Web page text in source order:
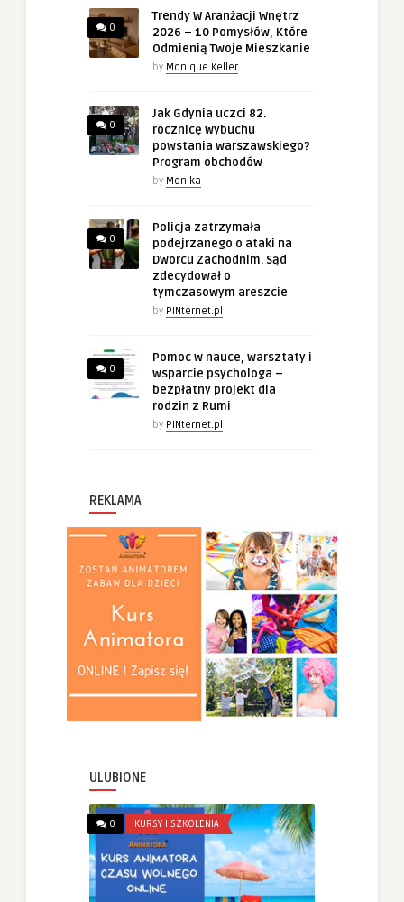
0
Trendy W Aranżacji Wnętrz
2026 – 10 Pomysłów, Które
Odmienią Twoje Mieszkanie
by Monique Keller
0
Jak Gdynia uczci 82.
rocznicę wybuchu
powstania warszawskiego?
Program obchodów
by Monika
0
Policja zatrzymała
podejrzanego o ataki na
Dworcu Zachodnim. Sąd
zdecydował o
tymczasowym areszcie
by PINternet.pl
0
Pomoc w nauce, warsztaty i
wsparcie psychologa –
bezpłatny projekt dla
rodzin z Rumi
by PINternet.pl
REKLAMA
ULUBIONE
0 KURSY I SZKOLENIA